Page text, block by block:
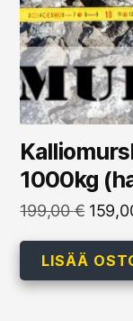
1000kg
199,00€
oli:
LISÄÄ